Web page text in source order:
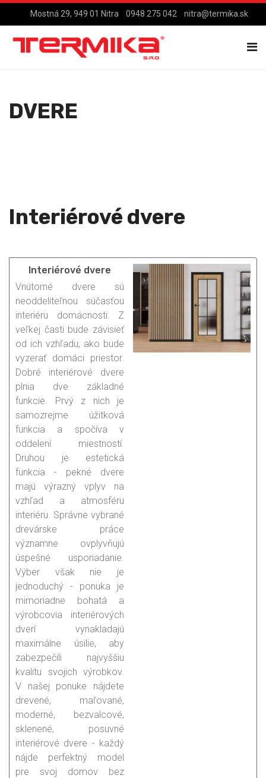
Mostná 29, 949 01 Nitra 0948 275 042 nitra@termika.sk
DVERE
Interiérové dvere
Interiérové dvere
Vnútorné dvere sú
neoddeliteľnou súčasťou
interiéru domácnosti. Z
veľkej časti bude závisieť
od ich vzhľadu, ako bude
vyzerať domáci priestor.
Dobré interiérové dvere
plnia dve základné
funkcie. Prvý z nich je
samozrejme úžitková
funkcia a spočíva v
oddelení miestností.
Druhou je estetická
funkcia - pekné dvere
majú výrazný vplyv na
vzhľad a atmosféru
interiéru. Správne vybrané
drevárske práce
významne ovplyvňujú
úspešné usporiadanie.
Výber však nie je
jednoduchý - ponuka je
mimoriadne bohatá a
výrobcovia interiérových
dverí vynakladajú
maximálne úsilie, aby
zabezpečili najvyššiu
kvalitu svojich výrobkov.
V našej ponuke nájdete
drevené, maľované,
moderné, bezvalcové,
sklenené, posuvné
interiérové dvere - každý
nájde perfektný model
pre svoj domov bez